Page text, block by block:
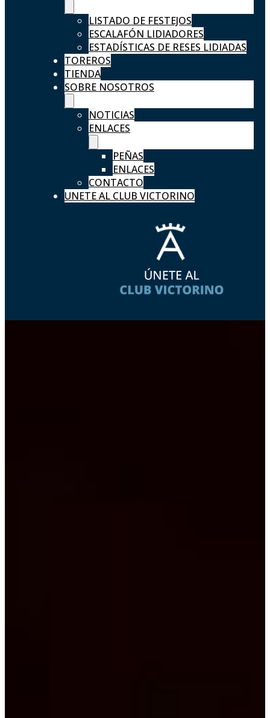
LISTADO DE FESTEJOS
ESCALAFÓN LIDIADORES
ESTADÍSTICAS DE RESES LIDIADAS
TOREROS
TIENDA
SOBRE NOSOTROS
NOTICIAS
ENLACES
PEÑAS
ENLACES
CONTACTO
UNETE AL CLUB VICTORINO